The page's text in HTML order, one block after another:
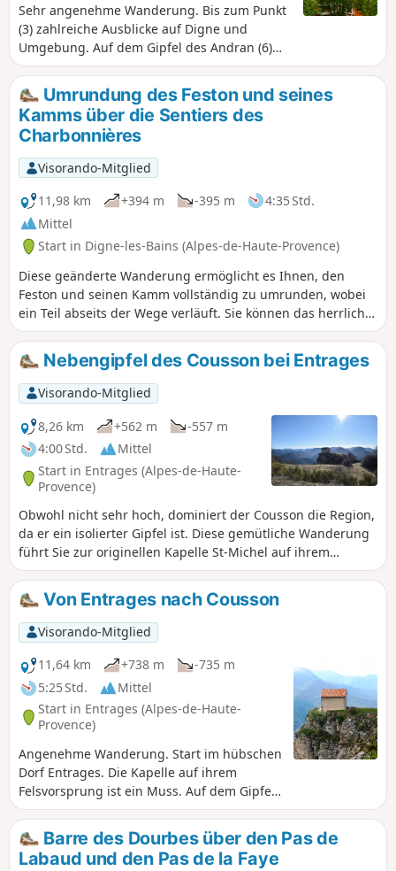
Sehr angenehme Wanderung. Bis zum Punkt
(3) zahlreiche Ausblicke auf Digne und
Umgebung. Auf dem Gipfel des Andran (6)
wunderschönes 360°-Panorama. Auf dem
Rückweg sehr schöner Abschnitt vor
Courbons.
Umrundung des Feston und seines
Kamms über die Sentiers des
Charbonnières
Visorando-Mitglied
11,98 km
+394 m -395 m
4:35 Std.
Mittel
Start in Digne-les-Bains (Alpes-de-Haute-Provence)
Diese geänderte Wanderung ermöglicht es Ihnen, den
Feston und seinen Kamm vollständig zu umrunden, wobei
ein Teil abseits der Wege verläuft. Sie können das herrliche
Panorama der gesamten Barre des Dourbes entdecken. Die
Mittagspause vor einem so prächtigen Panorama lädt dazu
ein, sich zu verlängern. Eine Alternative mit Shuttlebus
ermöglicht einen Abstecher zu den Ruinen des Château de
la Reine Jeanne und zur Kapelle Saint-Pons. GPS und/oder
gute Kartenlesekompetenz sind sehr wünschenswert.
Nebengipfel des Cousson bei Entrages
Visorando-Mitglied
8,26 km
+562 m
-557 m
4:00 Std.
Mittel
Start in Entrages (Alpes-de-Haute-
Provence)
Obwohl nicht sehr hoch, dominiert der Cousson die Region,
da er ein isolierter Gipfel ist. Diese gemütliche Wanderung
führt Sie zur originellen Kapelle St-Michel auf ihrem
Aussichtspunkt und dann zum Südgipfel mit seiner
atemberaubenden Aussicht. Diese Wanderung bietet ein
ausgezeichnetes Verhältnis zwischen Aussicht und
Schwierigkeitsgrad! Ideal für Familien. Die Wanderung
dauert etwa 3 bis 3,5 Stunden, nicht länger. Es gibt keine
Überraschungen.
Von Entrages nach Cousson
Visorando-Mitglied
11,64 km
+738 m
-735 m
5:25 Std.
Mittel
Start in Entrages (Alpes-de-Haute-
Provence)
Angenehme Wanderung. Start im hübschen
Dorf Entrages. Die Kapelle auf ihrem
Felsvorsprung ist ein Muss. Auf dem Gipfel
des Cousson erwartet Sie ein
wunderschöner 360°-Panoramablick.
Barre des Dourbes über den Pas de
Labaud und den Pas de la Faye